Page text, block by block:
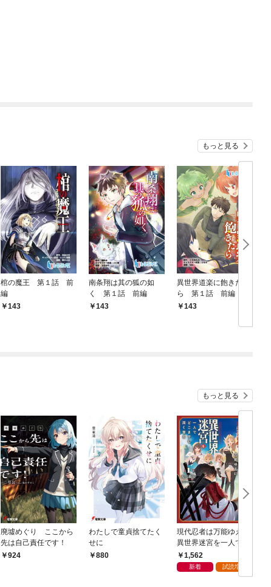
もっと見る
棺の魔王 第１話 前
編
143
南条翔は其の狐の如
く 第１話 前編
143
異世界道楽に飽きた
ら 第１話 前編
143
もっと見る
廃墟めぐり ここから
先は自己責任です！
924
わたしで童貞捨てたく
せに
880
現代忍者は万能ゆえに
異世界迷宮を一人でど
こまでも深く潜る 1
1,562
新着 試読増量